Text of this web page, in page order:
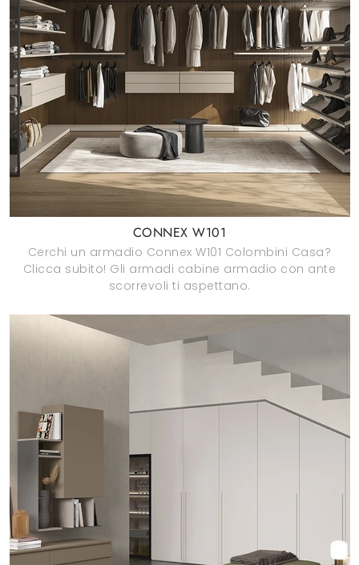
CONNEX W101
Cerchi un armadio Connex W101 Colombini Casa?
Clicca subito! Gli armadi cabine armadio con ante
scorrevoli ti aspettano.